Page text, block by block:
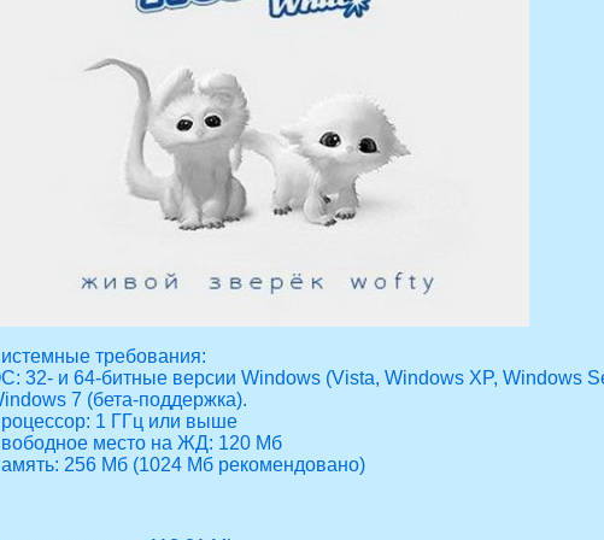
требования:
32- и 64-битные версии Windows (Vista, Windows XP, Windows
7 (бета-поддержка).
1 ГГц или выше
место на ЖД: 120 Мб
256 Мб (1024 Мб рекомендовано)